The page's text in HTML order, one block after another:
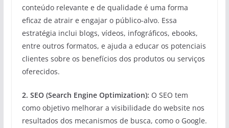
conteúdo relevante e de qualidade é uma forma
eficaz de atrair e engajar o público-alvo. Essa
estratégia inclui blogs, vídeos, infográficos, ebooks,
entre outros formatos, e ajuda a educar os potenciais
clientes sobre os benefícios dos produtos ou serviços
oferecidos.
2. SEO (Search Engine Optimization): O SEO tem
como objetivo melhorar a visibilidade do website nos
resultados dos mecanismos de busca, como o Google.